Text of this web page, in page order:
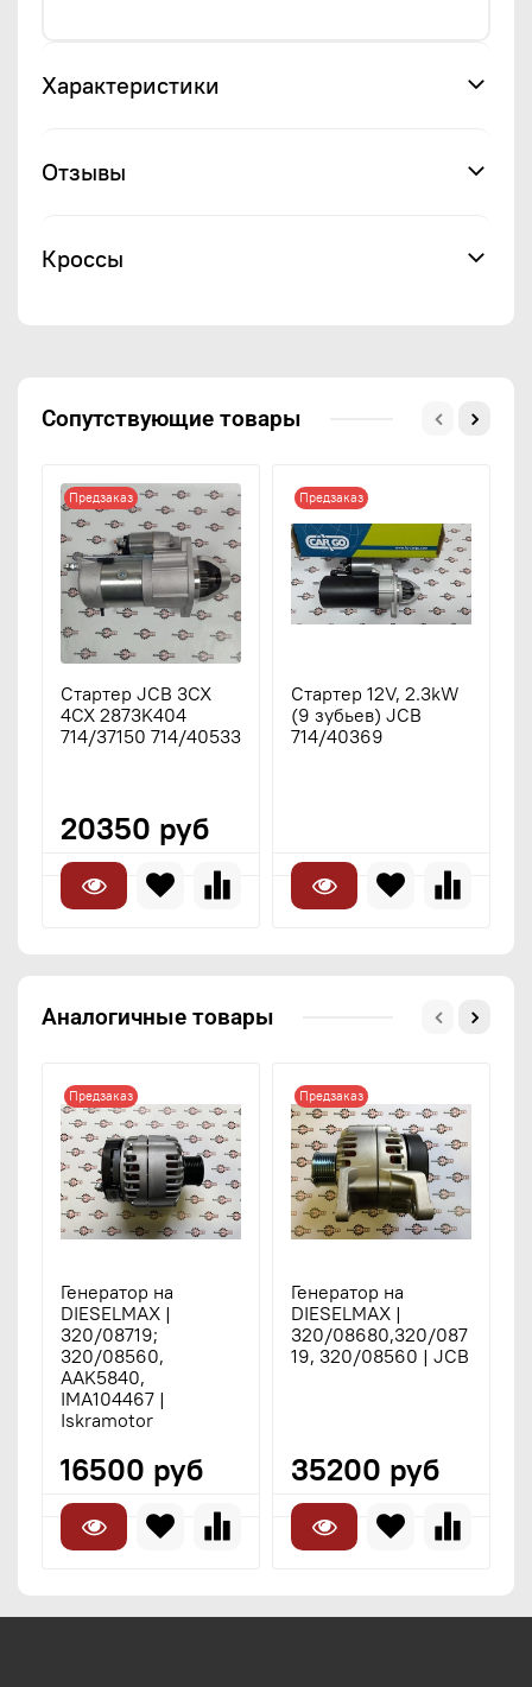
Характеристики
Отзывы
Кроссы
Сопутствующие товары
Предзаказ
Стартер JCB 3CX
4CX 2873K404
714/37150 714/40533
20350 руб
Предзаказ
Стартер 12V, 2.3kW
(9 зубьев) JCB
714/40369
Аналогичные товары
Предзаказ
Генератор на
DIESELMAX |
320/08719;
320/08560,
AAK5840,
IMA104467 |
Iskramotor
16500 руб
Предзаказ
Генератор на
DIESELMAX |
320/08680,320/087
19, 320/08560 | JCB
35200 руб